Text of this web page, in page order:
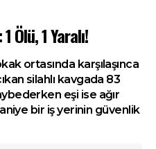
Ölü, 1 Yaralı!
ortasında karşılaşınca
silahlı kavgada 83
eşi ise ağır
bir iş yerinin güvenlik